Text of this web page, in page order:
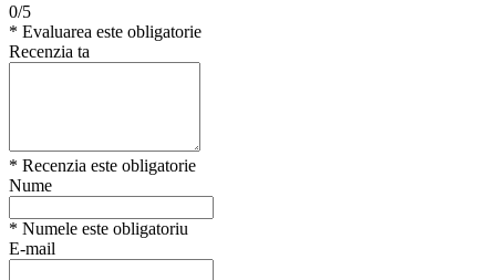
0/5
* Evaluarea este obligatorie
Recenzia ta
* Recenzia este obligatorie
Nume
* Numele este obligatoriu
E-mail